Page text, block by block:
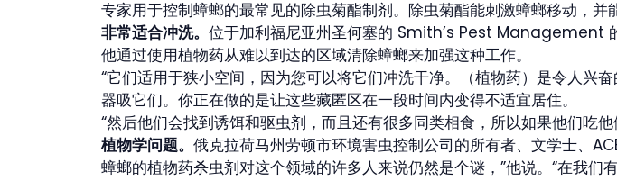
专家用于控制蟑螂的最常见的除虫菊酯制剂。除虫菊酯能刺激蟑螂移动，并
非常适合冲洗。 位于加利福尼亚州圣何塞的 Smith’s Pest Management
他通过使用植物药从难以到达的区域清除蟑螂来加强这种工作。
“它们适用于狭小空间，因为您可以将它们冲洗干净。（植物药）是令人兴
器吸它们。你正在做的是让这些藏匿区在一段时间内变得不适宜居住。
“然后他们会找到诱饵和驱虫剂，而且还有很多同类相食，所以如果他们吃
植物学问题。 俄克拉荷马州劳顿市环境害虫控制公司的所有者、文学士、
蟑螂的植物药杀虫剂对这个领域的许多人来说仍然是个谜，”他说。“在我